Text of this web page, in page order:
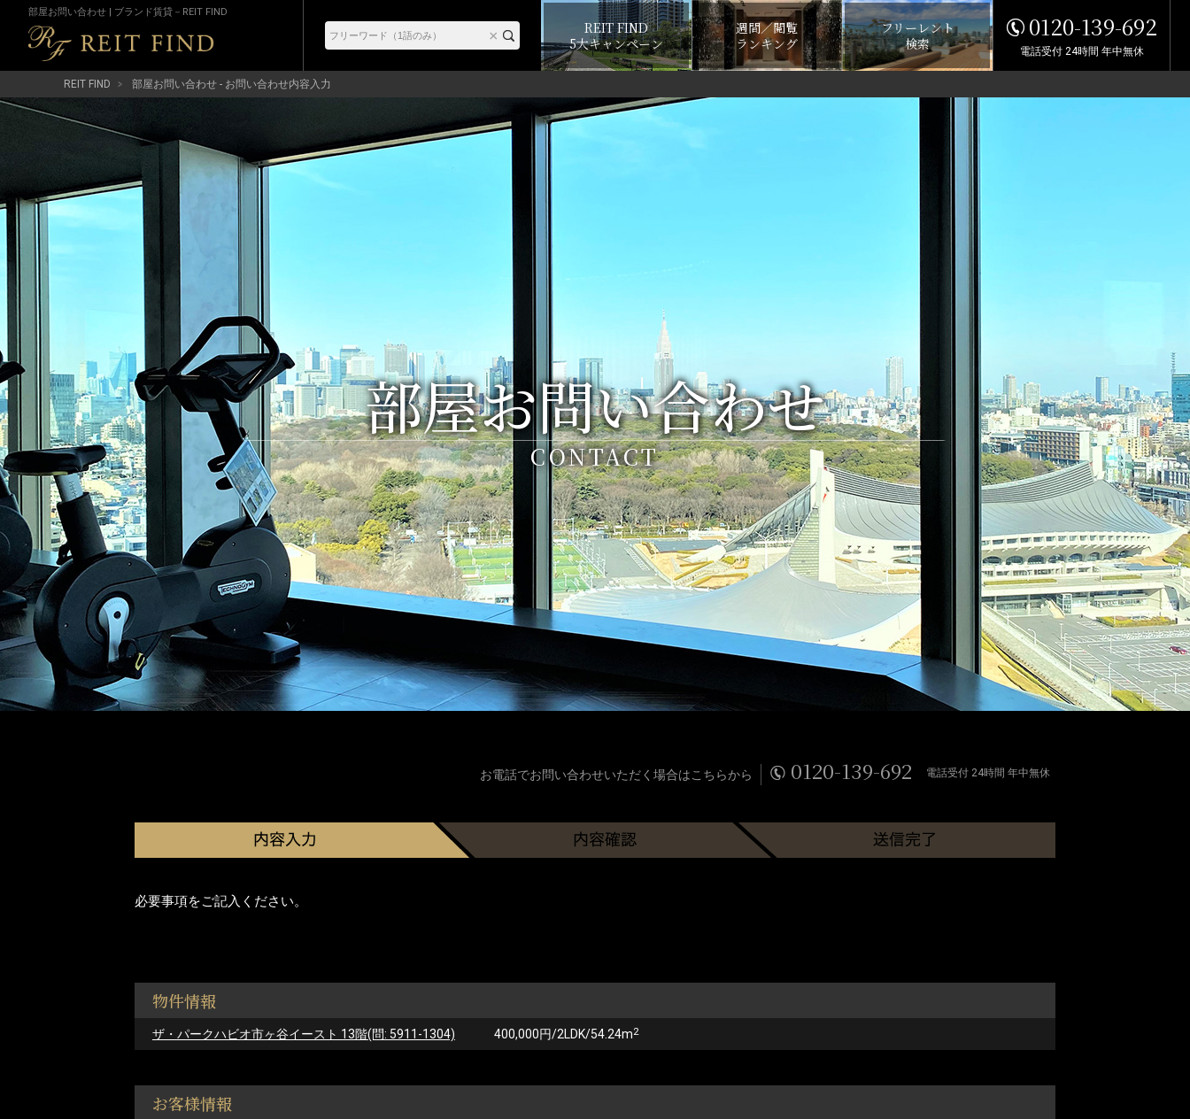
部屋お問い合わせ | ブランド賃貸－REIT FIND
REIT FIND
5大キャンペーン
週間／閲覧
ランキング
フリーレント
検索
0120-139-692
電話受付 24時間 年中無休
REIT FIND 部屋お問い合わせ - お問い合わせ内容入力
部屋お問い合わせ
CONTACT
お電話でお問い合わせいただく場合はこちらから 0120-139-692 電話受付 24時間 年中無休
必要事項をご記入ください。
物件情報
ザ・パークハビオ市ヶ谷イースト 13階(問: 5911-1304) 400,000円/2LDK/54.24m2
お客様情報